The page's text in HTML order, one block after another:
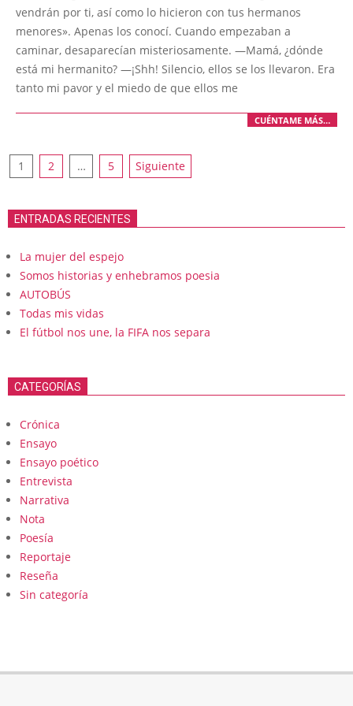
vendrán por ti, así como lo hicieron con tus hermanos
menores». Apenas los conocí. Cuando empezaban a
caminar, desaparecían misteriosamente. —Mamá, ¿dónde
está mi hermanito? —¡Shh! Silencio, ellos se los llevaron. Era
tanto mi pavor y el miedo de que ellos me
CUÉNTAME MÁS…
Paginación
entradas
1 2 … 5 Siguiente
ENTRADAS RECIENTES
La mujer del espejo
Somos historias y enhebramos poesia
AUTOBÚS
Todas mis vidas
El fútbol nos une, la FIFA nos separa
CATEGORÍAS
Crónica
Ensayo
Ensayo poético
Entrevista
Narrativa
Nota
Poesía
Reportaje
Reseña
Sin categoría